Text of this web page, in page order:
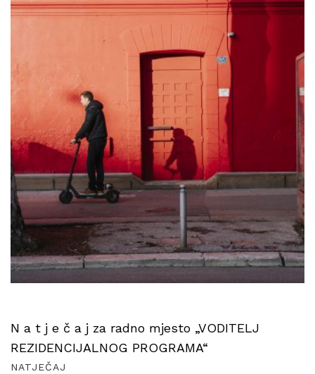
N a t j e č a j za radno mjesto „VODITELJ
REZIDENCIJALNOG PROGRAMA“
NATJEČAJ